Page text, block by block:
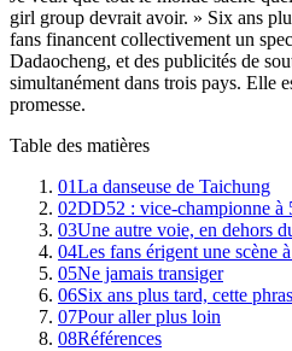
girl group devrait avoir. » Six ans
fans financent collectivement un
Dadaocheng, et des publicités de
simultanément dans trois pays. Elle
promesse.
Table des matières
01La danseuse de Taichung
02DD52 : vice-championne à
03Une autre voie, en dehors
04Les fans érigent une scène
05Ne jamais transiger
06Six ans plus tard, cette
07Pour aller plus loin
08Références